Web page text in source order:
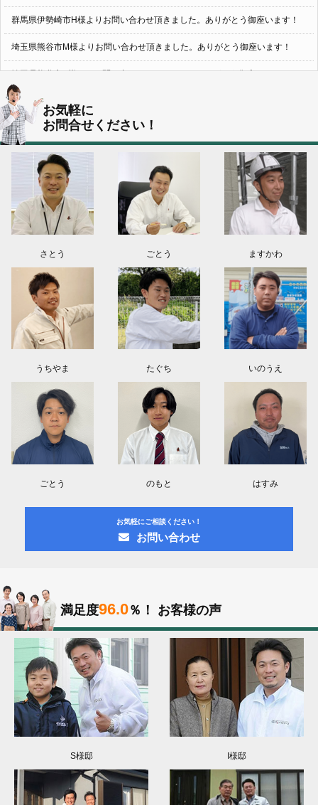
群馬県伊勢崎市H様よりお問い合わせ頂きました。ありがとう御座います！
埼玉県熊谷市M様よりお問い合わせ頂きました。ありがとう御座います！
埼玉県熊谷市S様よりお問い合わせ頂きました。ありがとう御座います！
群馬県伊勢崎市K様よりお問い合わせ頂きました。ありがとう御座います！
東京都葛飾区N様よりお問い合わせ頂きました。ありがとう御座います！
2026.08.03
神奈川県川崎市A様よりお問い合わせ頂きました。ありがとう御座います！
群馬県高崎市E様よりお問い合わせ頂きました。ありがとう御座います！
2026.08.02
東京都練馬区K様よりお問い合わせ頂きました。ありがとう御座います！
お気軽に
お問合せください！
さとう ごとう ますかわ
うちやま たぐち いのうえ
ごとう のもと はすみ
お気軽にご相談ください！
お問い合わせ
満足度96.0％！ お客様の声
S様邸 I様邸